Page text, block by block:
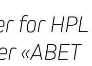
for HPL
«ABET